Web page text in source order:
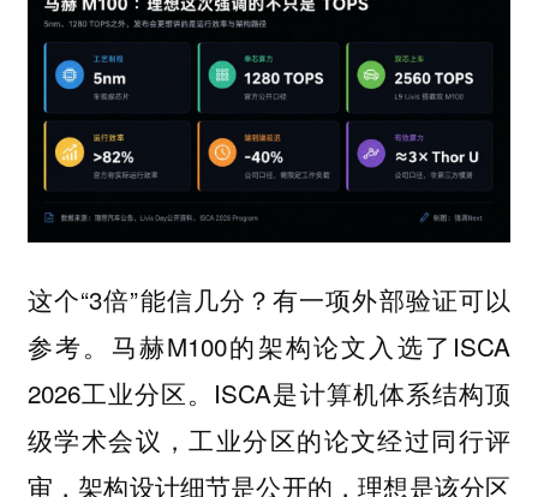
这个“3倍”能信几分？有一项外部验证可以
参考。马赫M100的架构论文入选了ISCA
2026工业分区。ISCA是计算机体系结构顶
级学术会议，工业分区的论文经过同行评
审，架构设计细节是公开的，理想是该分区